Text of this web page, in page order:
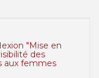
"Mise en
des
aux femmes